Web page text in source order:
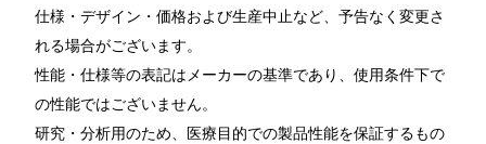
仕様・デザイン・価格および生産中止など、予告なく変更さ
れる場合がございます。
性能・仕様等の表記はメーカーの基準であり、使用条件下で
の性能ではございません。
研究・分析用のため、医療目的での製品性能を保証するもの